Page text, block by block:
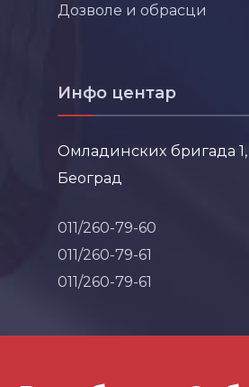
Дозволе и обрасци
Инфо центар
Омладинских бригада 1,
Београд
011/260-79-60
011/260-79-61
011/260-79-61